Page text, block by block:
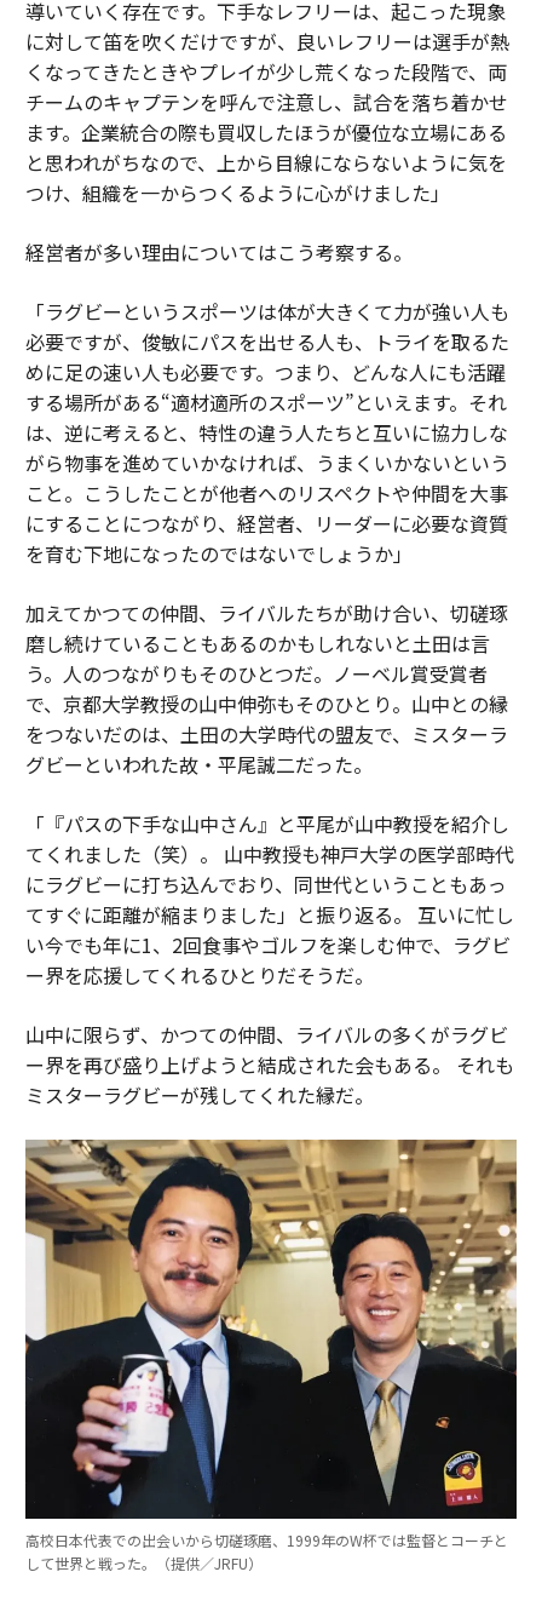
導いていく存在です。下手なレフリーは、起こった現象
に対して笛を吹くだけですが、良いレフリーは選手が熱
くなってきたときやプレイが少し荒くなった段階で、両
チームのキャプテンを呼んで注意し、試合を落ち着かせ
ます。企業統合の際も買収したほうが優位な立場にある
と思われがちなので、上から目線にならないように気を
つけ、組織を一からつくるように心がけました」
経営者が多い理由についてはこう考察する。
「ラグビーというスポーツは体が大きくて力が強い人も
必要ですが、俊敏にパスを出せる人も、トライを取るた
めに足の速い人も必要です。つまり、どんな人にも活躍
する場所がある“適材適所のスポーツ”といえます。それ
は、逆に考えると、特性の違う人たちと互いに協力しな
がら物事を進めていかなければ、うまくいかないという
こと。こうしたことが他者へのリスペクトや仲間を大事
にすることにつながり、経営者、リーダーに必要な資質
を育む下地になったのではないでしょうか」
加えてかつての仲間、ライバルたちが助け合い、切磋琢
磨し続けていることもあるのかもしれないと土田は言
う。人のつながりもそのひとつだ。ノーベル賞受賞者
で、京都大学教授の山中伸弥もそのひとり。山中との縁
をつないだのは、土田の大学時代の盟友で、ミスターラ
グビーといわれた故・平尾誠二だった。
「『パスの下手な山中さん』と平尾が山中教授を紹介し
てくれました（笑）。 山中教授も神戸大学の医学部時代
にラグビーに打ち込んでおり、同世代ということもあっ
てすぐに距離が縮まりました」と振り返る。 互いに忙し
い今でも年に1、2回食事やゴルフを楽しむ仲で、ラグビ
ー界を応援してくれるひとりだそうだ。
山中に限らず、かつての仲間、ライバルの多くがラグビ
ー界を再び盛り上げようと結成された会もある。 それも
ミスターラグビーが残してくれた縁だ。
高校日本代表での出会いから切磋琢磨、1999年のW杯では監督とコーチと
して世界と戦った。（提供／JRFU）